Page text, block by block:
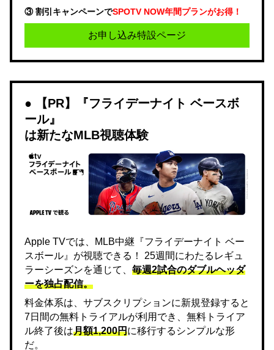
③ 割引キャンペーンでSPOTV NOW年間プランがお得！
お申し込み特設ページ
【PR】『フライデーナイト ベースボ
ール』
は新たなMLB視聴体験
Apple TVでは、MLB中継『フライデーナイト ベー
スボール』が視聴できる！ 25週間にわたるレギュ
ラーシーズンを通じて、 毎週2試合のダブルヘッダ
ーを独占配信。
料金体系は、サブスクリプションに新規登録すると
7日間の無料トライアルが利用でき、無料トライア
ル終了後は月額1,200円に移行するシンプルな形
だ。